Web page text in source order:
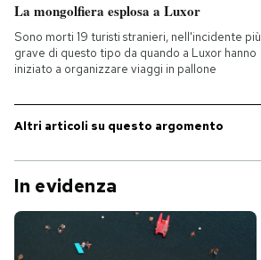
NEWSLETTER
I MIEI PREFERITI
SHOP
CALENDARIO
AREA PERSONALE
La mongolfiera esplosa a Luxor
Sono morti 19 turisti stranieri, nell'incidente più
grave di questo tipo da quando a Luxor hanno
iniziato a organizzare viaggi in pallone
Altri articoli su questo argomento
In evidenza